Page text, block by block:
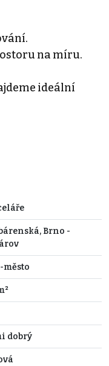
na míru.
ideální
Brno -
město
dobrý